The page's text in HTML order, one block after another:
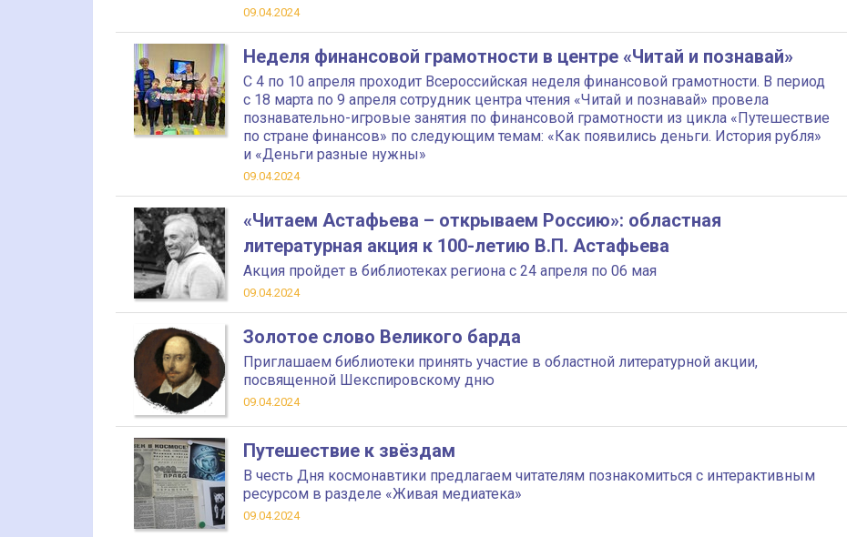
09.04.2024
Неделя финансовой грамотности в центре «Читай и познавай»
С 4 по 10 апреля проходит Всероссийская неделя финансовой грамотности. В период
с 18 марта по 9 апреля сотрудник центра чтения «Читай и познавай» провела
познавательно-игровые занятия по финансовой грамотности из цикла «Путешествие
по стране финансов» по следующим темам: «Как появились деньги. История рубля»
и «Деньги разные нужны»
09.04.2024
«Читаем Астафьева – открываем Россию»: областная
литературная акция к 100-летию В.П. Астафьева
Акция пройдет в библиотеках региона с 24 апреля по 06 мая
09.04.2024
Золотое слово Великого барда
Приглашаем библиотеки принять участие в областной литературной акции,
посвященной Шекспировскому дню
09.04.2024
Путешествие к звёздам
В честь Дня космонавтики предлагаем читателям познакомиться с интерактивным
ресурсом в разделе «Живая медиатека»
09.04.2024